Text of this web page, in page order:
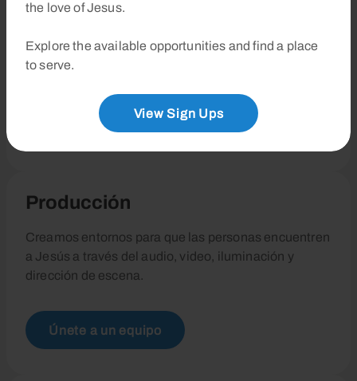
the love of Jesus.
Explore the available opportunities and find a place
to serve.
View Sign Ups
Adoración
Ayudamos a facilitar espacios para que las personas
encuentren a Jesús a través de la música.
Únete a un equipo
Producción
Creamos entornos para que las personas encuentren
a Jesús a través del audio, video, iluminación y
dirección de escena.
Únete a un equipo